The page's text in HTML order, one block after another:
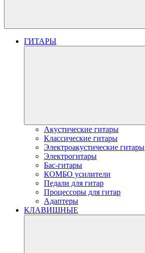
ГИТАРЫ
Акустические гитары
Классические гитары
Электроакустические гитары
Электрогитары
Бас-гитары
КОМБО усилители
Педали для гитар
Процессоры для гитар
Адаптеры
КЛАВИШНЫЕ